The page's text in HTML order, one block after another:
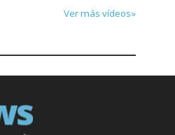
Ver más vídeos»